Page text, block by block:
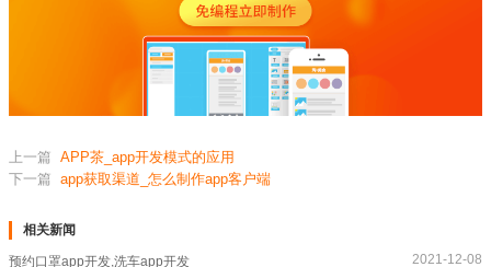
上一篇 APP茶_app开发模式的应用
下一篇 app获取渠道_怎么制作app客户端
相关新闻
预约口罩app开发,洗车app开发 2021-12-08